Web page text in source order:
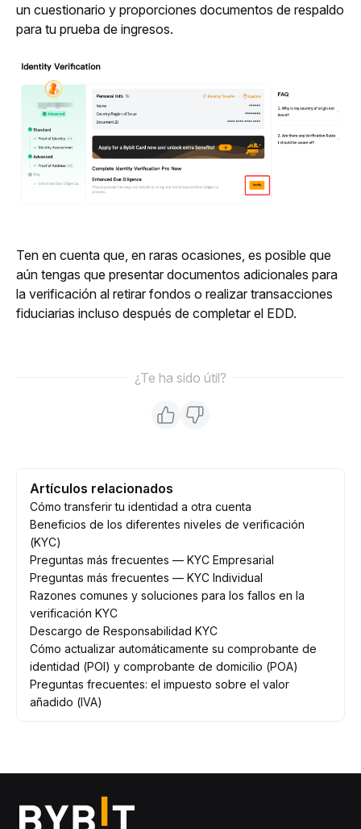
un cuestionario y proporciones documentos de respaldo
para tu prueba de ingresos.
Ten en cuenta que, en raras ocasiones, es posible que
aún tengas que presentar documentos adicionales para
la verificación al retirar fondos o realizar transacciones
fiduciarias incluso después de completar el EDD.
¿Te ha sido útil?
Artículos relacionados
Cómo transferir tu identidad a otra cuenta
Beneficios de los diferentes niveles de verificación
(KYC)
Preguntas más frecuentes — KYC Empresarial
Preguntas más frecuentes — KYC Individual
Razones comunes y soluciones para los fallos en la
verificación KYC
Descargo de Responsabilidad KYC
Cómo actualizar automáticamente su comprobante de
identidad (POI) y comprobante de domicilio (POA)
Preguntas frecuentes: el impuesto sobre el valor
añadido (IVA)